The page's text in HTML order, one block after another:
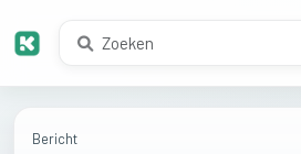
Bericht